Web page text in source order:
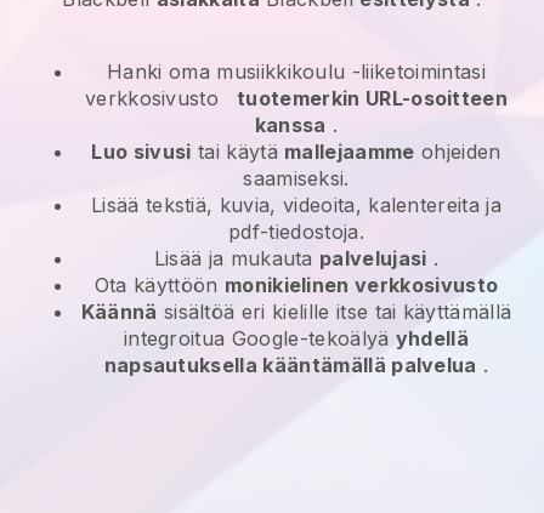
Hanki oma musiikkikoulu -liiketoimintasi
verkkosivusto
tuotemerkin URL-osoitteen
kanssa .
Luo sivusi tai käytä mallejaamme ohjeiden
saamiseksi.
Lisää tekstiä, kuvia, videoita, kalentereita ja
pdf-tiedostoja.
Lisää ja mukauta palvelujasi .
Ota käyttöön monikielinen verkkosivusto
Käännä sisältöä eri kielille itse tai käyttämällä
integroitua Google-tekoälyä yhdellä
napsautuksella kääntämällä palvelua .